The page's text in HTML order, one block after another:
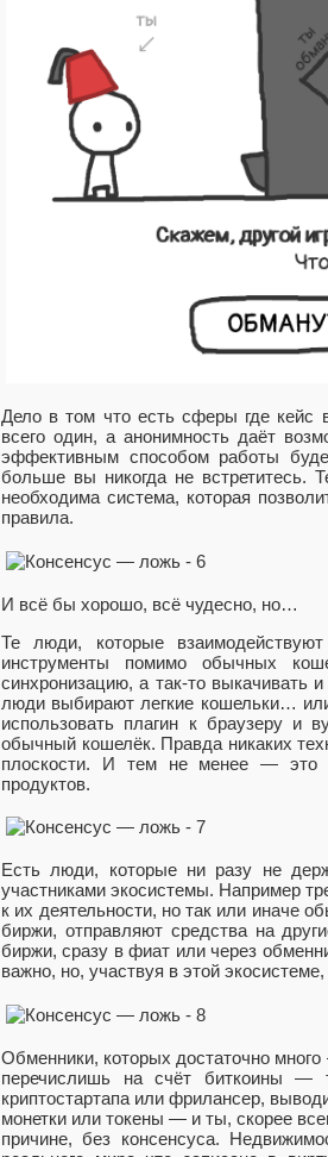
Дело в том что есть сферы где кейс
всего один, а анонимность даёт
эффективным способом работы
больше вы никогда не встретитесь.
необходима система, которая
правила.
И всё бы хорошо, всё чудесно, но…
Те люди, которые
инструменты помимо обычных
синхронизацию, а так-то выкачивать
люди выбирают легкие кошельки…
использовать плагин к браузеру
обычный кошелёк. Правда никаких
плоскости. И тем не менее — это
продуктов.
Есть люди, которые ни разу не
участниками экосистемы. Например
к их деятельности, но так или иначе
биржи, отправляют средства на
биржи, сразу в фиат или через
важно, но, участвуя в этой
Обменники, которых достаточно много
перечислишь на счёт биткоины —
криптостартапа или фрилансер,
монетки или токены — и ты, скорее
причине, без консенсуса.